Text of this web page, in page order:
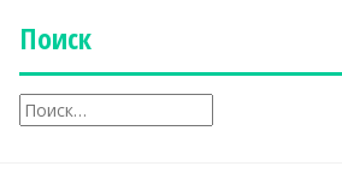
к
иПоиск
Н
а